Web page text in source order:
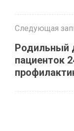
Следующая
Родильный
пациенток